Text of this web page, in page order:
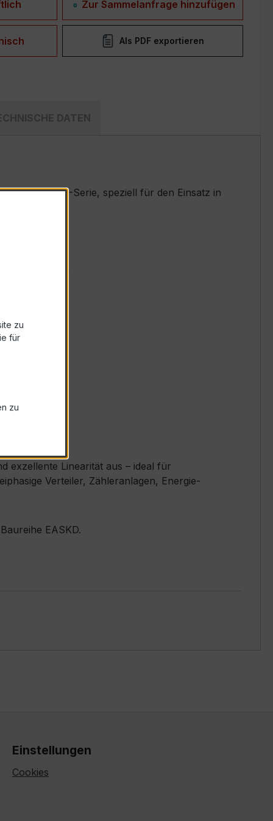
Zur Sammelanfrage hinzufügen
Als PDF exportieren
DATEN
EASKD-Serie, speziell für den Einsatz in
5 A)
exzellente Linearität aus – ideal für
Verteiler, Zähleranlagen, Energie-
EASKD.
Einstellungen
Cookies
zu
für
zu